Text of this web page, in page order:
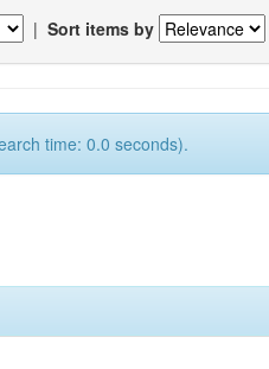
| Sort items by
time: 0.0 seconds).